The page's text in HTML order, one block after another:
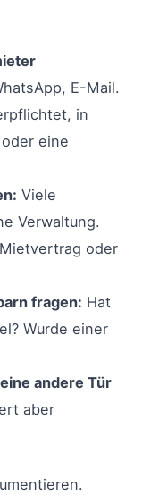
E-Mail.
in
eine
Viele
Verwaltung.
oder
fragen: Hat
Wurde einer
andere Tür
aber